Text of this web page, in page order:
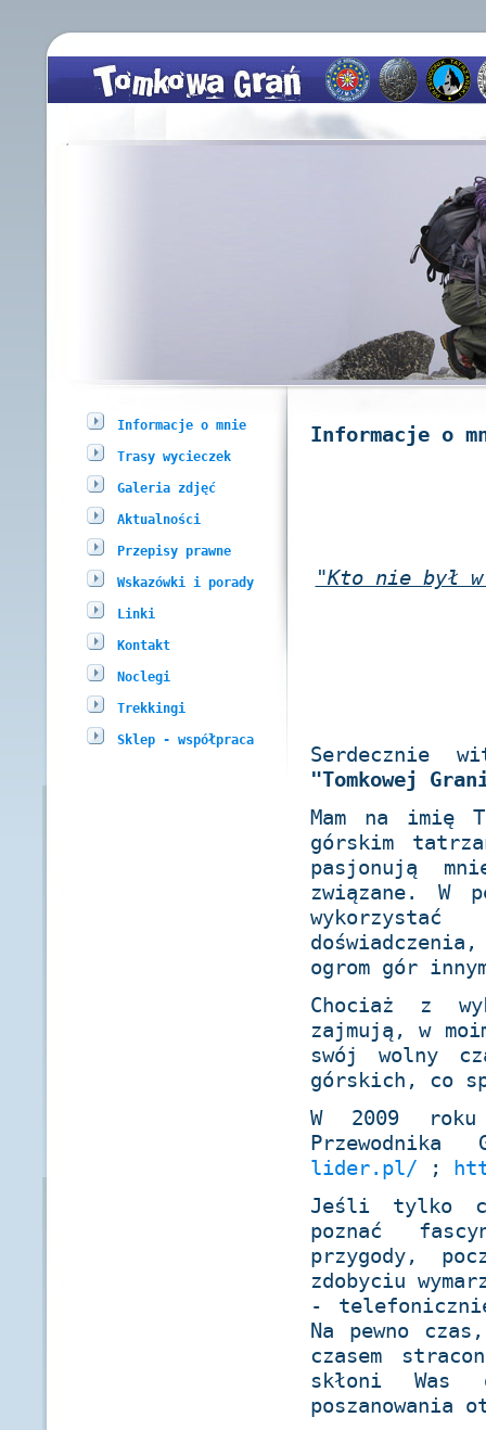
Informacje o mnie
Trasy wycieczek
Galeria zdjęć
Aktualności
Przepisy prawne
Wskazówki i porady
Linki
Kontakt
Noclegi
Trekkingi
Sklep - współpraca
Informacje o
"Kto nie był
Serdecznie
"Tomkowej
Mam na imię
górskim
pasjonują
związane. W
ogrom gór
Chociaż z
zajmują, w
swój wolny
górskich, co
W 2009 roku
Przewodnika
lider.pl/ ;
Jeśli tylko
poznać
przygody,
zdobyciu
-
Na pewno
czasem
skłoni Was
poszanowania